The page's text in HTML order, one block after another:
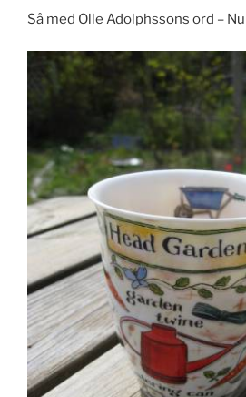
Så med Olle Adolphssons ord –